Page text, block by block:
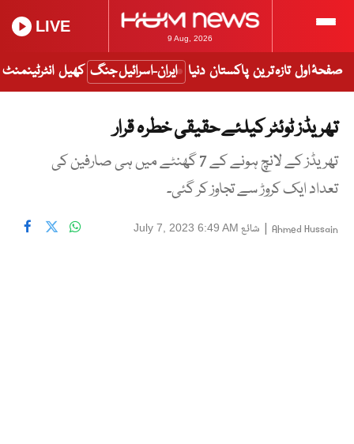
9 Aug, 2026
LIVE
صفحۂ اول تازہ ترین پاکستان دنیا ایران-اسرائیل جنگ کھیل انٹرٹینمنٹ
تھریڈز ٹوئٹر کیلئے حقیقی خطرہ قرار
تھریڈز کے لانچ ہونے کے 7 گھنٹے میں ہی صارفین کی
تعداد ایک کروڑ سے تجاوز کر گئی۔
Ahmed Hussain
| شائع July 7, 2023 6:49 AM